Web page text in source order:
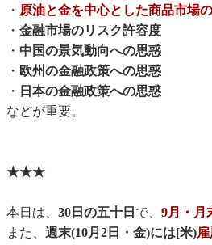
・ 原油と金を中心とした商品市場
・ 金融市場のリスク許容度
・ 中国の景気動向への思惑
・ 欧州の金融政策への思惑
・ 日本の金融政策への思惑
などが重要。
★★★
本日は、 30日の五十日 で、 9月・月
また、 週末(10月2日・金)には[米)